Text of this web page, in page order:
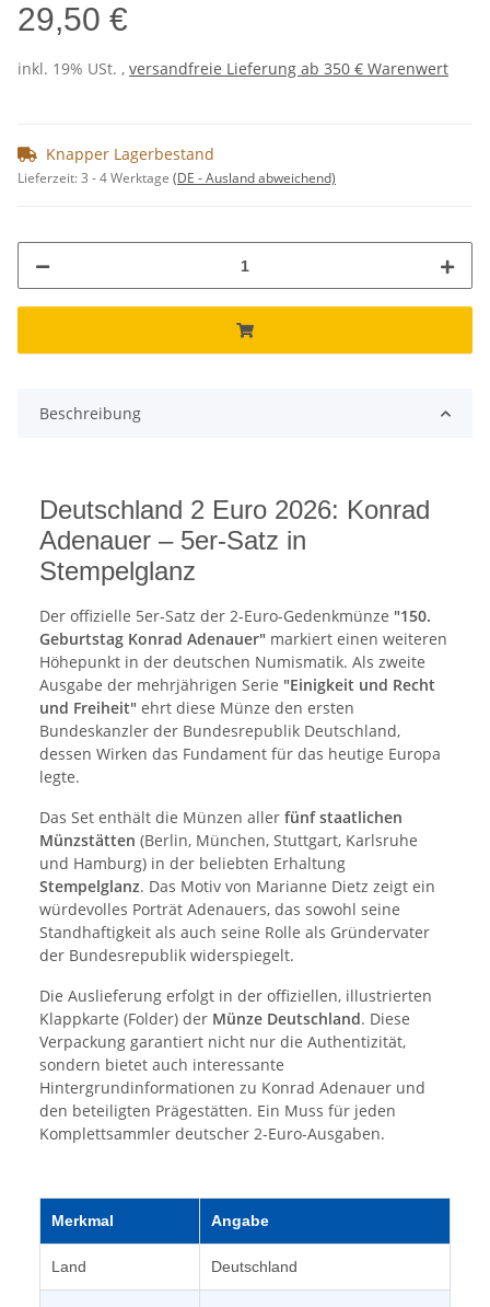
29,50 €
inkl. 19% USt. , versandfreie Lieferung ab 350 € Warenwert
Knapper Lagerbestand
Lieferzeit:3 - 4 Werktage (DE - Ausland abweichend)
Beschreibung
Deutschland 2 Euro 2026: Konrad
Adenauer – 5er-Satz in
Stempelglanz
Der offizielle 5er-Satz der 2-Euro-Gedenkmünze "150.
Geburtstag Konrad Adenauer" markiert einen weiteren
Höhepunkt in der deutschen Numismatik. Als zweite
Ausgabe der mehrjährigen Serie "Einigkeit und Recht
und Freiheit" ehrt diese Münze den ersten
Bundeskanzler der Bundesrepublik Deutschland,
dessen Wirken das Fundament für das heutige Europa
legte.
Das Set enthält die Münzen aller fünf staatlichen
Münzstätten (Berlin, München, Stuttgart, Karlsruhe
und Hamburg) in der beliebten Erhaltung
Stempelglanz. Das Motiv von Marianne Dietz zeigt ein
würdevolles Porträt Adenauers, das sowohl seine
Standhaftigkeit als auch seine Rolle als Gründervater
der Bundesrepublik widerspiegelt.
Die Auslieferung erfolgt in der offiziellen, illustrierten
Klappkarte (Folder) der Münze Deutschland. Diese
Verpackung garantiert nicht nur die Authentizität,
sondern bietet auch interessante
Hintergrundinformationen zu Konrad Adenauer und
den beteiligten Prägestätten. Ein Muss für jeden
Komplettsammler deutscher 2-Euro-Ausgaben.
Merkmal Angabe
Land Deutschland